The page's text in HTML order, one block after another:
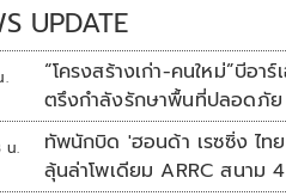
UPDATE
.
“โครงสร้างเก่า-คนใหม่”บีอาร์เ
ตรึงกำลังรักษาพื้นที่ปลอดภัย
น.
ทัพนักบิด 'ฮอนด้า เรซซิ่ง ไท
ลุ้นล่าโพเดียม ARRC สนาม